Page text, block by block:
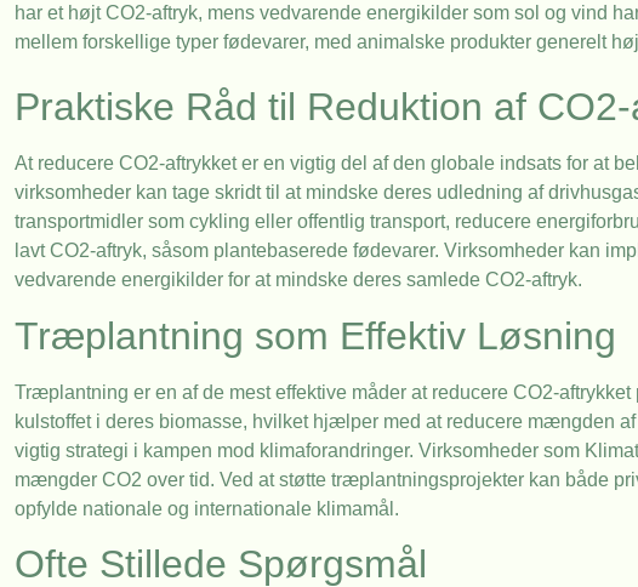
har et højt CO2-aftryk, mens vedvarende energikilder som sol og vind
mellem forskellige typer fødevarer, med animalske produkter generelt
Praktiske Råd til Reduktion af
At reducere CO2-aftrykket er en vigtig del af den globale indsats for at
virksomheder kan tage skridt til at mindske deres udledning af
transportmidler som cykling eller offentlig transport, reducere
lavt CO2-aftryk, såsom plantebaserede fødevarer. Virksomheder kan
vedvarende energikilder for at mindske deres samlede CO2-aftryk.
Træplantning som Effektiv Løsning
Træplantning er en af de mest effektive måder at reducere CO2-
kulstoffet i deres biomasse, hvilket hjælper med at reducere mængden
vigtig strategi i kampen mod klimaforandringer. Virksomheder som
mængder CO2 over tid. Ved at støtte træplantningsprojekter kan både
opfylde nationale og internationale klimamål.
Ofte Stillede Spørgsmål